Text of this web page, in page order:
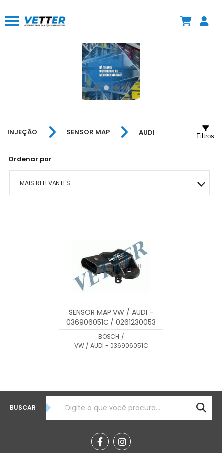
INJEÇÃO SENSOR MAP AUDI
Ordenar por
MAIS RELEVANTES
Filtros
SENSOR MAP VW / AUDI -
036906051C / 0261230053
BOSCH /
VW / AUDI - 036906051C
BUSCAR